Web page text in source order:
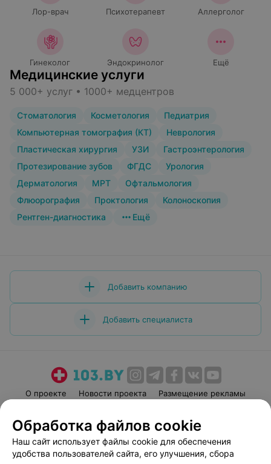
Лор-врач Психотерапевт Аллерголог
Гинеколог Эндокринолог Ещё
Медицинские услуги
5 000+ услуг • 1000+ медцентров
Стоматология Косметология
Педиатрия
Компьютерная томография (КТ)
Неврология
Пластическая хирургия
УЗИ
Гастроэнтерология
Протезирование зубов
ФГДС
Урология
Дерматология
МРТ
Офтальмология
Флюорография
Проктология
Колоноскопия
Рентген-диагностика
Ещё
Добавить компанию
Добавить специалиста
О проекте Новости проекта
Размещение рекламы
Пользовательское соглашение
Способы оплаты
Вакансии
Партнеры
Написать руководителю 103.by
Обработка файлов cookie
Наш сайт использует файлы cookie для обеспечения
удобства пользователей сайта, его улучшения, сбора